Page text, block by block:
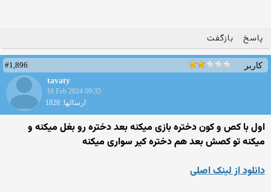
پاسخ بازگفت
کاربر
#1,896
tavaty
16 Feb 2024 09:35
ارسالها: 1828
اول با کص و کون دختره بازی میکنه بعد دختره رو بغل میکنه و
میکنه تو کصش بعد هم دختره کیر سواری میکنه
دانلود از لینک اصلی